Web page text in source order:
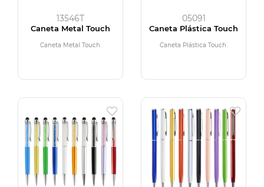
13546T
Caneta Metal Touch
Caneta Metal Touch.
05091
Caneta Plástica Touch
Caneta Plástica Touch.